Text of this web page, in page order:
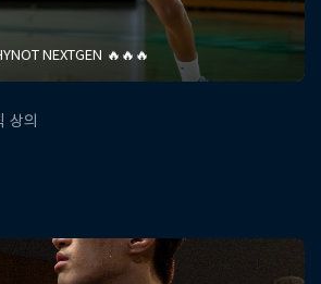
NEXTGEN 🔥🔥🔥
상의